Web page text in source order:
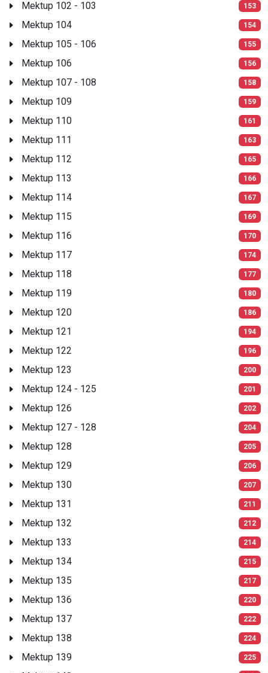
Mektup 102 - 103 153
Mektup 104 154
Mektup 105 - 106 155
Mektup 106 156
Mektup 107 - 108 158
Mektup 109 159
Mektup 110 161
Mektup 111 163
Mektup 112 165
Mektup 113 166
Mektup 114 167
Mektup 115 169
Mektup 116 170
Mektup 117 174
Mektup 118 177
Mektup 119 180
Mektup 120 186
Mektup 121 194
Mektup 122 196
Mektup 123 200
Mektup 124 - 125 201
Mektup 126 202
Mektup 127 - 128 204
Mektup 128 205
Mektup 129 206
Mektup 130 207
Mektup 131 211
Mektup 132 212
Mektup 133 214
Mektup 134 215
Mektup 135 217
Mektup 136 220
Mektup 137 222
Mektup 138 224
Mektup 139 225